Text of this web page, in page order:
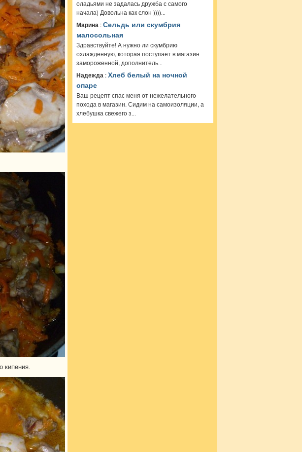
оладьями не задалась дружба с самого
начала) Довольна как слон ))))...
Марина :Сельдь или скумбрия
малосольная
Здравствуйте! А нужно ли скумбрию
охлажденную, которая поступает в магазин
замороженной, дополнитель...
Надежда :Хлеб белый на ночной
опаре
Ваш рецепт спас меня от нежелательного
похода в магазин. Сидим на самоизоляции, а
хлебушка свежего з...